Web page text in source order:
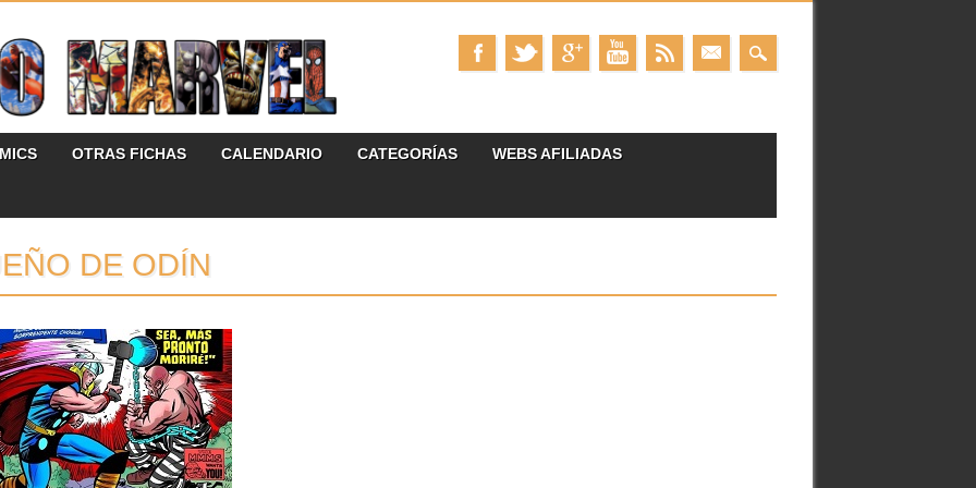
OTRAS FICHAS CALENDARIO CATEGORÍAS WEBS AFILIADAS
DE ODÍN
BIBLIOTECA
33: THOR 5
de posibles spoilers si nunca has
estos cómics. La...